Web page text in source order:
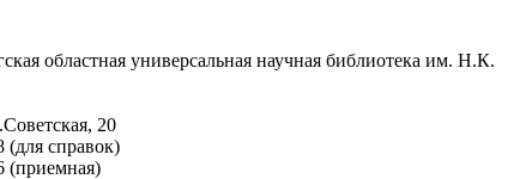
областная универсальная научная библиотека им. Н.К.
20
(для справок)
(приемная)